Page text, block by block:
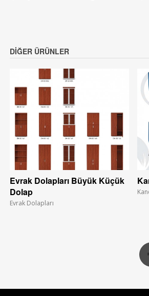
DIĞER ÜRÜNLER
Evrak Dolapları Büyük Küçük
Dolap
Evrak Dolapları